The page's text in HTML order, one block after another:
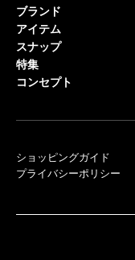
ブランド
アイテム
スナップ
特集
コンセプト
ショッピングガイド
プライバシーポリシー